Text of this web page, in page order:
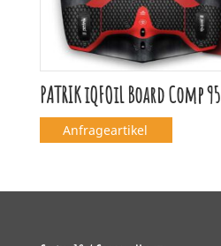
PATRIK iQFOiL Board Comp 95
Anfrageartikel